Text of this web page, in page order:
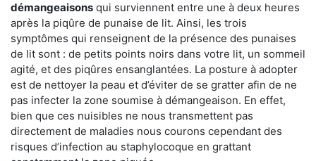
démangeaisons qui surviennent entre une à deux heures
après la piqûre de punaise de lit. Ainsi, les trois
symptômes qui renseignent de la présence des punaises
de lit sont : de petits points noirs dans votre lit, un sommeil
agité, et des piqûres ensanglantées. La posture à adopter
est de nettoyer la peau et d’éviter de se gratter afin de ne
pas infecter la zone soumise à démangeaison. En effet,
bien que ces nuisibles ne nous transmettent pas
directement de maladies nous courons cependant des
risques d’infection au staphylocoque en grattant